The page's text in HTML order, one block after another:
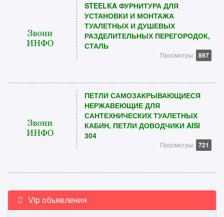
STEELKA ФУРНИТУРА ДЛЯ
УСТАНОВКИ И МОНТАЖА
ТУАЛЕТНЫХ И ДУШЕВЫХ
РАЗДЕЛИТЕЛЬНЫХ ПЕРЕГОРОДОК,
СТАЛЬ
Просмотры: 897
ПЕТЛИ САМОЗАКРЫВАЮЩИЕСЯ
НЕРЖАВЕЮЩИЕ ДЛЯ
САНТЕХНИЧЕСКИХ ТУАЛЕТНЫХ
КАБИН, ПЕТЛИ ДОВОДЧИКИ AISI
304
Просмотры: 721
Vip объявления